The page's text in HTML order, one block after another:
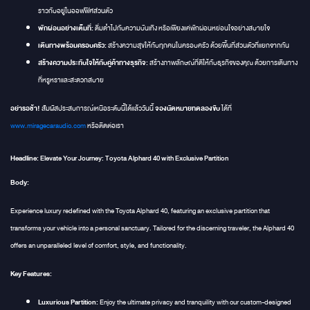
ราวกับอยู่ในออฟฟิศส่วนตัว
พักผ่อนอย่างเต็มที่:ดื่มด่ำไปกับความบันเทิง หรือเพียงแค่พักผ่อนหย่อนใจอย่างสบายใจ
เดินทางพร้อมครอบครัว:สร้างความสุขให้กับทุกคนในครอบครัว ด้วยพื้นที่ส่วนตัวที่แยกจากกัน
สร้างความประทับใจให้กับคู่ค้าทางธุรกิจ:สร้างภาพลักษณ์ที่ดีให้กับธุรกิจของคุณ ด้วยการเดินทาง
ที่หรูหราและสะดวกสบาย
อย่ารอช้า!สัมผัสประสบการณ์เหนือระดับนี้ได้แล้ววันนี้จองนัดหมายทดลองขับได้ที่
www.miragecaraudio.comหรือติดต่อเรา
Headline:Elevate Your Journey: Toyota Alphard 40 with Exclusive Partition
Body:
Experience luxury redefined with the Toyota Alphard 40, featuring an exclusive partition that
transforms your vehicle into a personal sanctuary. Tailored for the discerning traveler, the Alphard 40
offers an unparalleled level of comfort, style, and functionality.
Key Features:
Luxurious Partition:Enjoy the ultimate privacy and tranquility with our custom-designed